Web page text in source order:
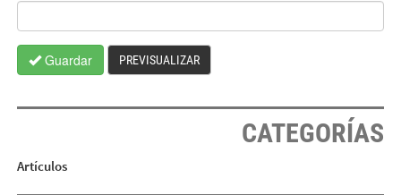
Guardar PREVISUALIZAR
CATEGORÍAS
Artículos